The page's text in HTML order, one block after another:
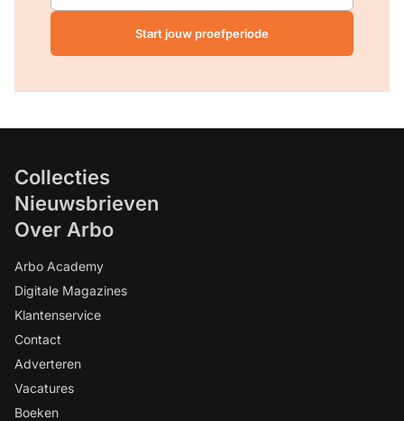
Start jouw proefperiode
Collecties
Nieuwsbrieven
Over Arbo
Arbo Academy
Digitale Magazines
Klantenservice
Contact
Adverteren
Vacatures
Boeken